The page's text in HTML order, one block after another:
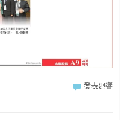
發表迴響